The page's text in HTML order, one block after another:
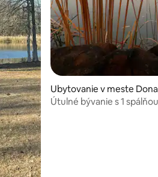
Ubytovanie v meste
nville
Útulné bývanie s 1